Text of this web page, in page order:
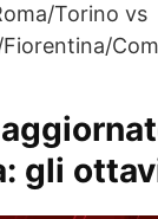
Torino vs
gli